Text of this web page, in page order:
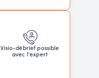
Visio-débrief possible
avec l'expert